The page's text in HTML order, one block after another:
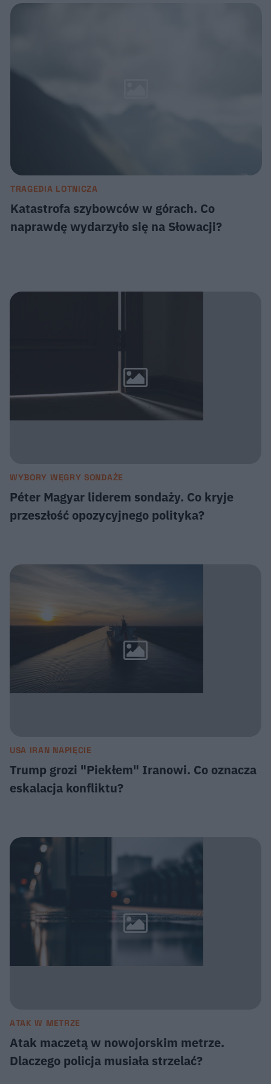
TRAGEDIA LOTNICZA
Katastrofa szybowców w górach. Co
naprawdę wydarzyło się na Słowacji?
WYBORY WĘGRY SONDAŻE
Péter Magyar liderem sondaży. Co kryje
przeszłość opozycyjnego polityka?
USA IRAN NAPIĘCIE
Trump grozi "Piekłem" Iranowi. Co oznacza
eskalacja konfliktu?
ATAK W METRZE
Atak maczetą w nowojorskim metrze.
Dlaczego policja musiała strzelać?